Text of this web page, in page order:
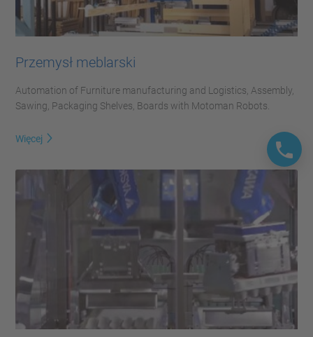
Przemysł meblarski
Automation of Furniture manufacturing and Logistics, Assembly,
Sawing, Packaging Shelves, Boards with Motoman Robots.
Więcej